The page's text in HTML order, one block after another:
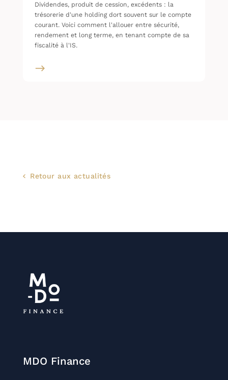
Dividendes, produit de cession, excédents : la
trésorerie d'une holding dort souvent sur le compte
courant. Voici comment l'allouer entre sécurité,
rendement et long terme, en tenant compte de sa
fiscalité à l'IS.
Retour aux actualités
MDO Finance